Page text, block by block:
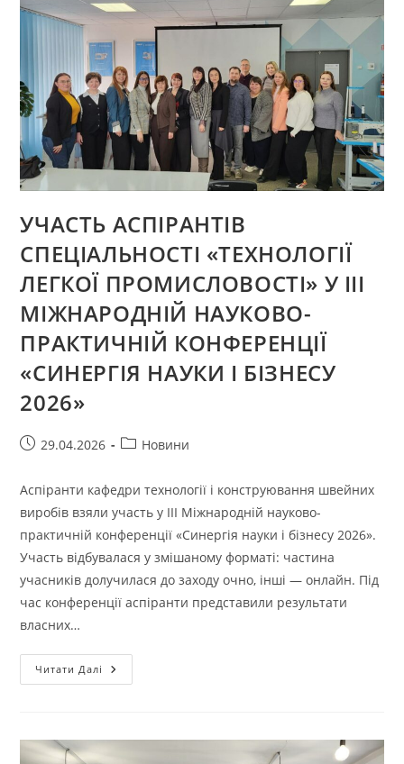
УЧАСТЬ АСПІРАНТІВ
СПЕЦІАЛЬНОСТІ «ТЕХНОЛОГІЇ
ЛЕГКОЇ ПРОМИСЛОВОСТІ» У ІІІ
МІЖНАРОДНІЙ НАУКОВО-
ПРАКТИЧНІЙ КОНФЕРЕНЦІЇ
«СИНЕРГІЯ НАУКИ І БІЗНЕСУ
2026»
Запис29.04.2026
Категорія
Новини
Аспіранти кафедри технології і конструювання швейних
виробів взяли участь у ІІІ Міжнародній науково-
практичній конференції «Синергія науки і бізнесу 2026».
Участь відбувалася у змішаному форматі: частина
учасників долучилася до заходу очно, інші — онлайн. Під
час конференції аспіранти представили результати
власних…
Читати Далі УЧАСТЬ
АСПІРАНТІВ
У